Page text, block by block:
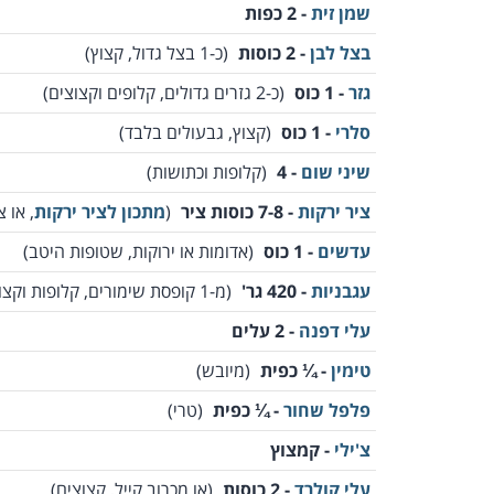
שמן זית- 2 כפות
בצל לבן- 2 כוסות
(כ-1 בצל גדול, קצוץ)
גזר- 1 כוס
(כ-2 גזרים גדולים, קלופים וקצוצים)
סלרי - 1 כוס
(קצוץ, גבעולים בלבד)
שיני שום - 4
(קלופות וכתושות)
ציר ירקות- 7-8 כוסות ציר (מתכון לציר ירקות, או
עדשים - 1 כוס
(אדומות או ירוקות, שטופות היטב)
עגבניות- 420 גר'
(מ-1 קופסת שימורים, קלופות וקצוצות )
עלי דפנה - 2 עלים
טימין- ¼ כפית (מיובש)
פלפל שחור- ¼ כפית (טרי)
צ'ילי - קמצוץ